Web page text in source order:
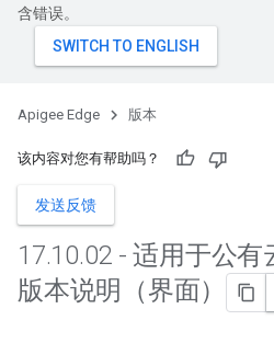
含错误。
Apigee Edge 版本
该内容对您有帮助吗？
发送反馈
17.10.02 - 适用于公有
版本说明（界面）